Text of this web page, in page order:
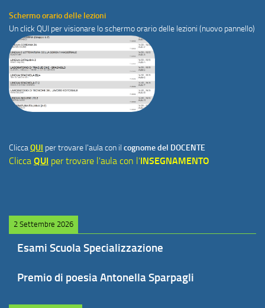
Schermo orario delle lezioni
Un click QUI per visionare lo schermo orario delle lezioni (nuovo pannello)
CliccaQUI per trovare l'aula con il cognome del DOCENTE
Clicca QUI per trovare l'aula con l'INSEGNAMENTO
2 Settembre 2026
Esami Scuola Specializzazione
Premio di poesia Antonella Sparpagli